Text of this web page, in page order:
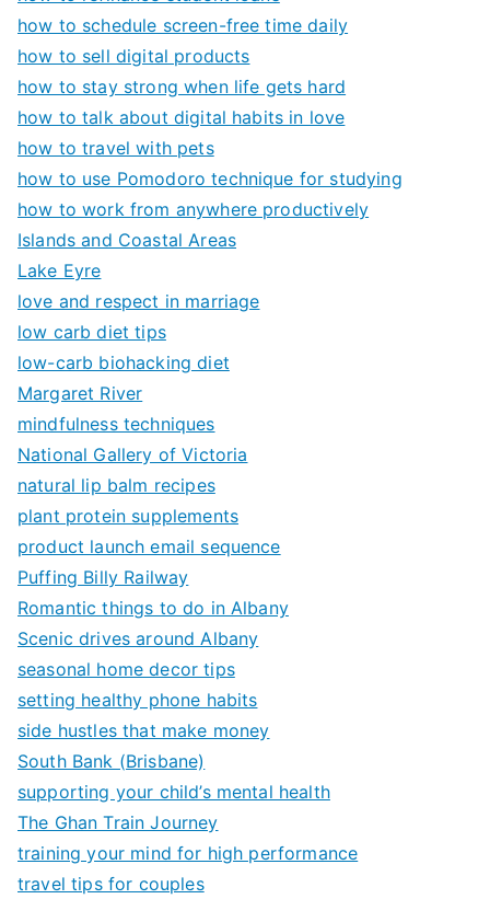
how to schedule screen-free time daily
how to sell digital products
how to stay strong when life gets hard
how to talk about digital habits in love
how to travel with pets
how to use Pomodoro technique for studying
how to work from anywhere productively
Islands and Coastal Areas
Lake Eyre
love and respect in marriage
low carb diet tips
low-carb biohacking diet
Margaret River
mindfulness techniques
National Gallery of Victoria
natural lip balm recipes
plant protein supplements
product launch email sequence
Puffing Billy Railway
Romantic things to do in Albany
Scenic drives around Albany
seasonal home decor tips
setting healthy phone habits
side hustles that make money
South Bank (Brisbane)
supporting your child’s mental health
The Ghan Train Journey
training your mind for high performance
travel tips for couples